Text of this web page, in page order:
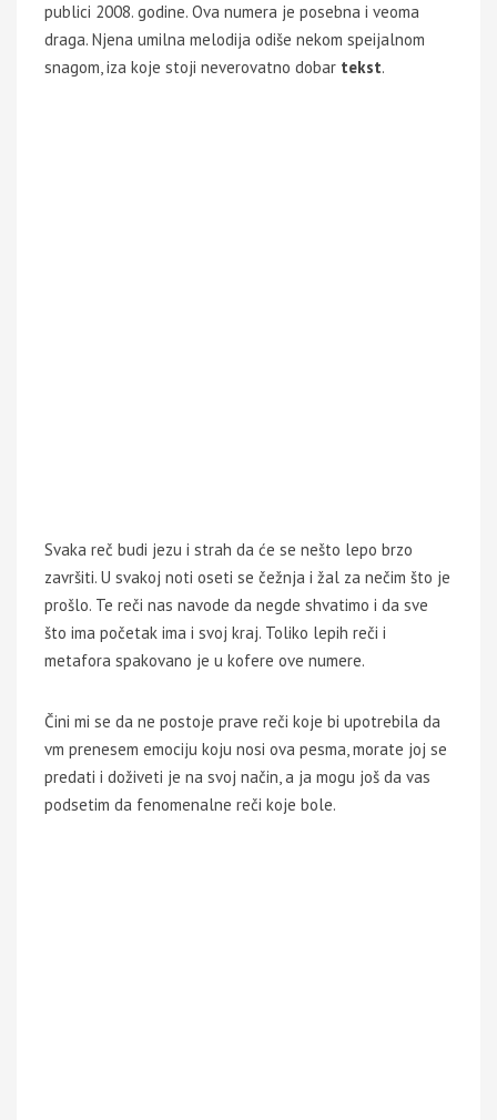
publici 2008. godine. Ova numera je posebna i veoma
draga. Njena umilna melodija odiše nekom speijalnom
snagom, iza koje stoji neverovatno dobar tekst.
Svaka reč budi jezu i strah da će se nešto lepo brzo
završiti. U svakoj noti oseti se čežnja i žal za nečim što je
prošlo. Te reči nas navode da negde shvatimo i da sve
što ima početak ima i svoj kraj. Toliko lepih reči i
metafora spakovano je u kofere ove numere.
Čini mi se da ne postoje prave reči koje bi upotrebila da
vm prenesem emociju koju nosi ova pesma, morate joj se
predati i doživeti je na svoj način, a ja mogu još da vas
podsetim da fenomenalne reči koje bole.